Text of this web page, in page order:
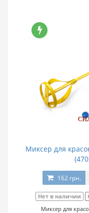
Миксер для
162 грн.
Нет в наличии
Миксер для